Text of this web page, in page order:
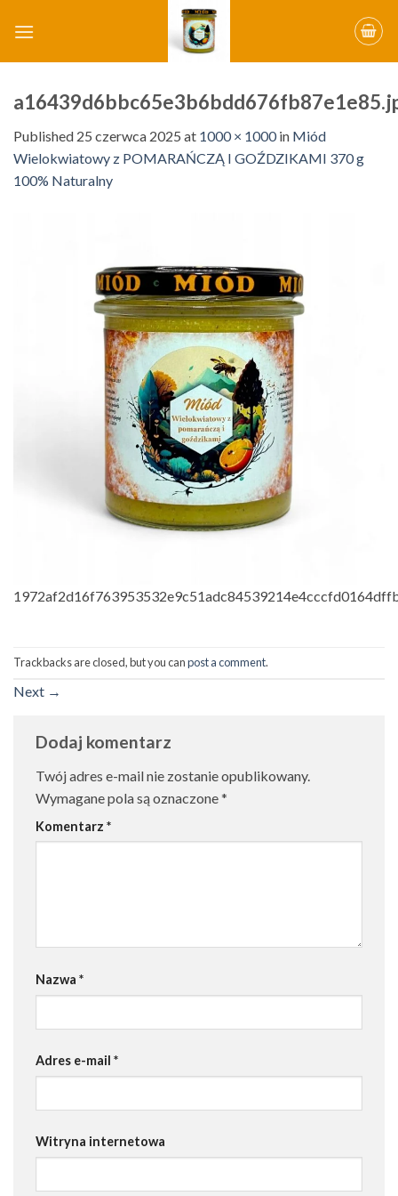
Published 25 czerwca 2025 at 1000 × 1000in Miód
Wielokwiatowy z POMARAŃCZĄ I GOŹDZIKAMI 370 g
100% Naturalny
Trackbacks are closed, but you canpost a comment.
Next →
Dodaj komentarz
Twój adres e-mail nie zostanie opublikowany.
Wymagane pola są oznaczone*
Komentarz *
Nazwa *
Adres e-mail *
Witryna internetowa